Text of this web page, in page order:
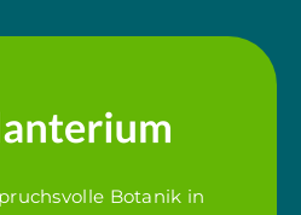
Botanik in